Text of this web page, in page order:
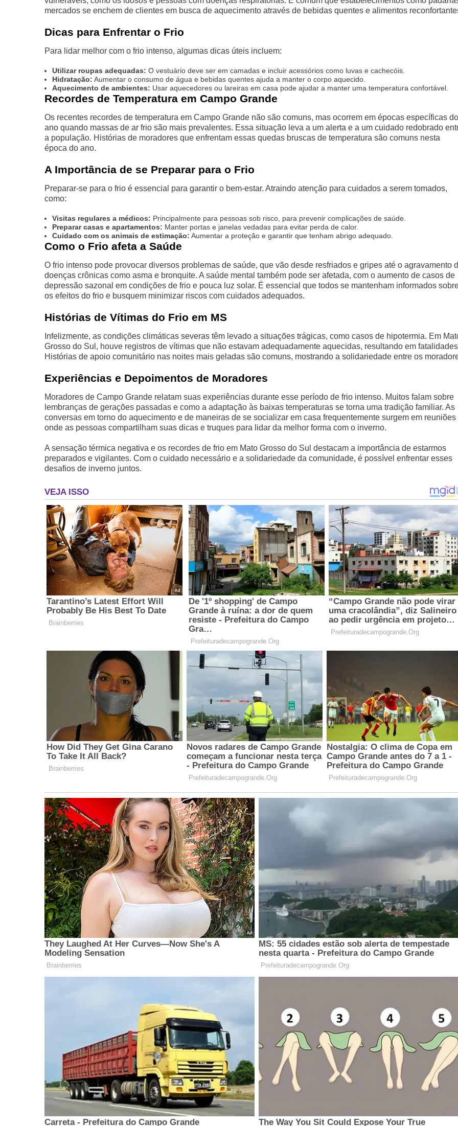
mercados se enchem de clientes em busca de aquecimento através de bebidas quentes e alimentos
Dicas para Enfrentar o Frio
Para lidar melhor com o frio intenso, algumas dicas úteis incluem:
Utilizar roupas adequadas: O vestuário deve ser em camadas e incluir acessórios como luvas e cachecóis.
Hidratação: Aumentar o consumo de água e bebidas quentes ajuda a manter o corpo aquecido.
Aquecimento de ambientes: Usar aquecedores ou lareiras em casa pode ajudar a manter uma temperatura confortável.
Recordes de Temperatura em Campo Grande
Os recentes recordes de temperatura em Campo Grande não são comuns, mas ocorrem em épocas específicas do
ano quando massas de ar frio são mais prevalentes. Essa situação leva a um alerta e a um cuidado redobrado
a população. Histórias de moradores que enfrentam essas quedas bruscas de temperatura são comuns nesta
época do ano.
A Importância de se Preparar para o Frio
Preparar-se para o frio é essencial para garantir o bem-estar. Atraindo atenção para cuidados a serem tomados,
como:
Visitas regulares a médicos: Principalmente para pessoas sob risco, para prevenir complicações de saúde.
Preparar casas e apartamentos: Manter portas e janelas vedadas para evitar perda de calor.
Cuidado com os animais de estimação: Aumentar a proteção e garantir que tenham abrigo adequado.
Como o Frio afeta a Saúde
O frio intenso pode provocar diversos problemas de saúde, que vão desde resfriados e gripes até o agravamento
doenças crônicas como asma e bronquite. A saúde mental também pode ser afetada, com o aumento de casos de
depressão sazonal em condições de frio e pouca luz solar. É essencial que todos se mantenham informados
os efeitos do frio e busquem minimizar riscos com cuidados adequados.
Histórias de Vítimas do Frio em MS
Infelizmente, as condições climáticas severas têm levado a situações trágicas, como casos de hipotermia. Em
Grosso do Sul, houve registros de vítimas que não estavam adequadamente aquecidas, resultando em
Histórias de apoio comunitário nas noites mais geladas são comuns, mostrando a solidariedade entre os
Experiências e Depoimentos de Moradores
Moradores de Campo Grande relatam suas experiências durante esse período de frio intenso. Muitos falam sobre
lembranças de gerações passadas e como a adaptação às baixas temperaturas se torna uma tradição familiar. As
conversas em torno do aquecimento e de maneiras de se socializar em casa frequentemente surgem em reuniões
onde as pessoas compartilham suas dicas e truques para lidar da melhor forma com o inverno.
A sensação térmica negativa e os recordes de frio em Mato Grosso do Sul destacam a importância de estarmos
preparados e vigilantes. Com o cuidado necessário e a solidariedade da comunidade, é possível enfrentar esses
desafios de inverno juntos.